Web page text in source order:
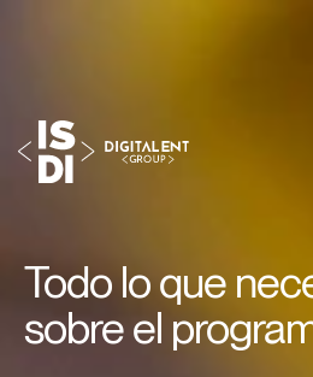
Todo lo que
sobre el